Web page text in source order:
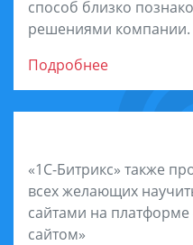
способ близко
решениями компании.
Подробнее
«1С-Битрикс» также
всех желающих
сайтами на
сайтом»